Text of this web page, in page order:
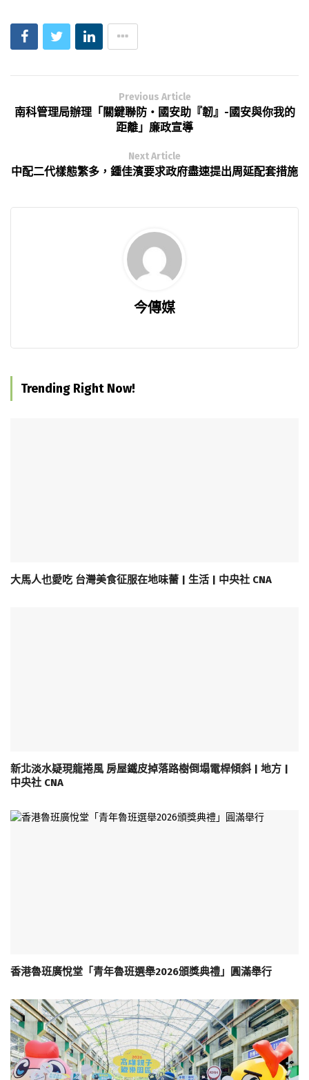
Previous Article
南科管理局辦理「關鍵聯防‧國安助『韌』-國安與你我的
距離」廉政宣導
Next Article
中配二代樣態繁多，鍾佳濱要求政府盡速提出周延配套措施
今傳媒
Trending Right Now!
大馬人也愛吃 台灣美食征服在地味蕾 | 生活 | 中央社 CNA
新北淡水疑現龍捲風 房屋鐵皮掉落路樹倒塌電桿傾斜 | 地方 |
中央社 CNA
香港魯班廣悅堂「青年魯班選舉2026頒獎典禮」圓滿舉行